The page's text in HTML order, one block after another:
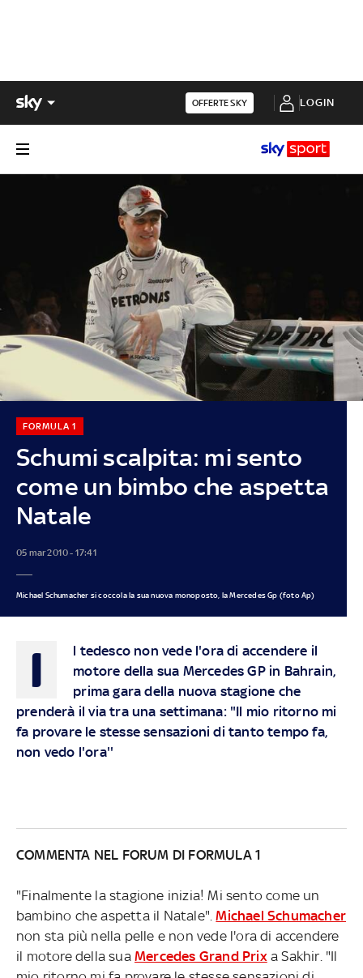
OFFERTE SKY LOGIN
Schumi scalpita: mi sento
come un bimbo che aspetta
Natale
FORMULA 1
05 mar 2010 - 17:41
Michael Schumacher si coccola la sua nuova monoposto, la Mercedes Gp (foto Ap)
I
l tedesco non vede l'ora di accendere il
motore della sua Mercedes GP in Bahrain,
prima gara della nuova stagione che
prenderà il via tra una settimana: "Il mio ritorno mi
fa provare le stesse sensazioni di tanto tempo fa,
non vedo l'ora''
COMMENTA NEL FORUM DI FORMULA 1
"Finalmente la stagione inizia! Mi sento come un
bambino che aspetta il Natale".Michael Schumacher
non sta più nella pelle e non vede l'ora di accendere
il motore della sua Mercedes Grand Prixa Sakhir. "Il